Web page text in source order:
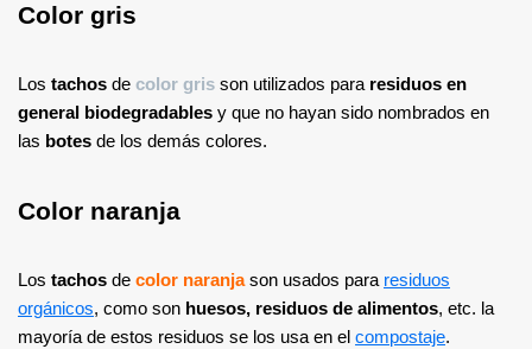
Color gris
Los tachos de color gris son utilizados para residuos en
general biodegradables y que no hayan sido nombrados en
las botes de los demás colores.
Color naranja
Los tachos de color naranjason usados para residuos
orgánicos, como son huesos, residuos de alimentos, etc. la
mayoría de estos residuos se los usa en el compostaje.